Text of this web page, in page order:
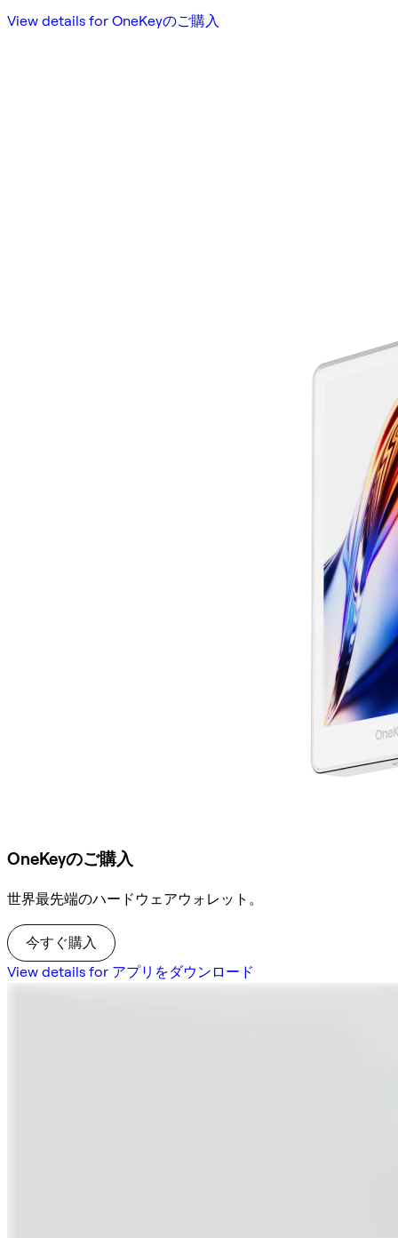
View details for OneKeyのご購入
OneKeyのご購入
世界最先端のハードウェアウォレット。
今すぐ購入
View details for アプリをダウンロード